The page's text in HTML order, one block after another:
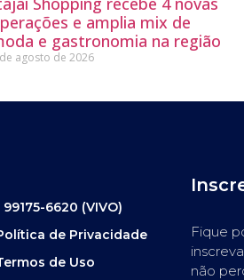
e amplia mix de
e gastronomia na região
agosto de 2026
99175-6620 (VIVO)
de Privacidade
de Uso
Fique
não